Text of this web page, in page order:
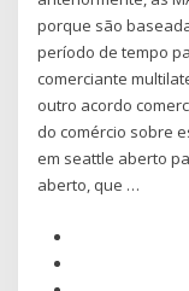
porque são
período de tempo
comerciante
outro acordo
do comércio sobre
em seattle aberto
aberto, que …